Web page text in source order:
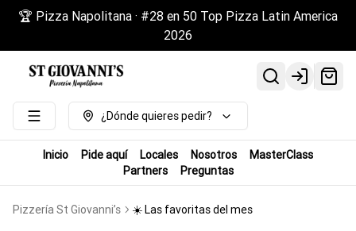
🏆 Pizza Napolitana · #28 en 50 Top Pizza Latin America
2026
Login
¿Dónde quieres pedir?
Inicio Pide aquí Locales Nosotros
MasterClass
Partners
Preguntas
Pizzería St Giovanni’s ☀️ Las favoritas del mes